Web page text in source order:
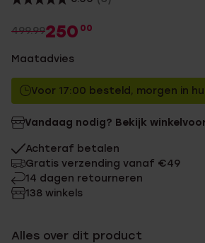
499.99250 00
Maatadvies
Voor 17:00 besteld, morgen in
Vandaag nodig? Bekijk
Achteraf betalen
Gratis verzending vanaf €49
14 dagen retourneren
138 winkels
Alles over dit product